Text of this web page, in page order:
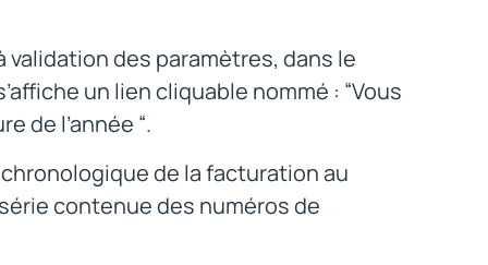
validation des paramètres, dans le
un lien cliquable nommé : “Vous
de l’année “.
de la facturation au
contenue des numéros de